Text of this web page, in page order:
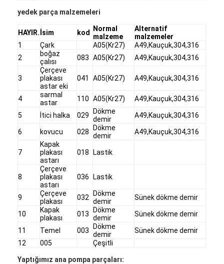
Ana sayfa
Ürünler
VİDEOLAR
VR Gösterisi
Bizim Hakkımızda
Fabrika turu
yedek parça malzemeleri
HAYIR. İsim kod
Normal
malzeme
Alternatif
malzemeler
1
Çark A05(Kr27)
A49,Kauçuk,304,316
2
boğaz
çalısı
083 A05(Kr27) A49,Kauçuk,304,316
3
Çerçeve
plakası
astar eki
041 A05(Kr27) A49,Kauçuk,304,316
4
sarmal
astar
110 A05(Kr27) A49,Kauçuk,304,316
5 İtici halka 029
Dökme
demir
A49,Kauçuk,304,316
6 kovucu 028
Dökme
demir
A49,Kauçuk,304,316
7
Kapak
plakası
astarı
018 Lastik
8
Çerçeve
plakası
astarı
036 Lastik
9
Çerçeve
plakası
032
Dökme
demir
Sünek dökme demir
10
Kapak
plakası
013
Dökme
demir
Sünek dökme demir
11 Temel 003
Dökme
demir
Sünek dökme demir
12
005 Çeşitli
Yaptığımız ana pompa parçaları: